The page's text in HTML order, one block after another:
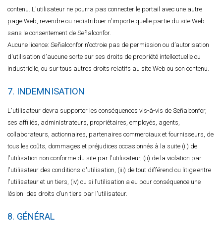
contenu. L'utilisateur ne pourra pas connecter le portail avec une autre
page Web, revendre ou redistribuer n'importe quelle partie du site Web
sans le consentement de Señalconfor.
Aucune licence: Señalconfor n'octroie pas de permission ou d’autorisation
d'utilisation d'aucune sorte sur ses droits de propriété intellectuelle ou
industrielle, ou sur tous autres droits relatifs au site Web ou son contenu.
7. INDEMNISATION
L'utilisateur devra supporter les conséquences vis-à-vis de Señalconfor,
ses affiliés, administrateurs, propriétaires, employés, agents,
collaborateurs, actionnaires, partenaires commerciaux et fournisseurs, de
tous les coûts, dommages et préjudices occasionnés à la suite (i ) de
l'utilisation non conforme du site par l'utilisateur, (ii) de la violation par
l'utilisateur des conditions d'utilisation, (iii) de tout différend ou litige entre
l'utilisateur et un tiers, (iv) ou si l’utilisation a eu pour conséquence une
lésion des droits d’un tiers par l'utilisateur.
8. GÉNÉRAL